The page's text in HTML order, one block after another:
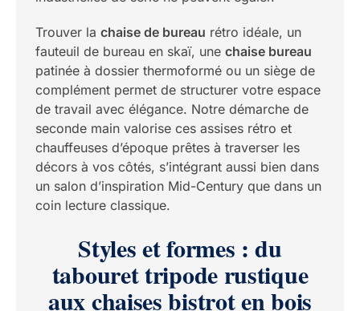
Trouver la chaise de bureau rétro idéale, un
fauteuil de bureau en skaï, une chaise bureau
patinée à dossier thermoformé ou un siège de
complément permet de structurer votre espace
de travail avec élégance. Notre démarche de
seconde main valorise ces assises rétro et
chauffeuses d’époque prêtes à traverser les
décors à vos côtés, s’intégrant aussi bien dans
un salon d’inspiration Mid-Century que dans un
coin lecture classique.
Styles et formes : du
tabouret tripode rustique
aux chaises bistrot en bois